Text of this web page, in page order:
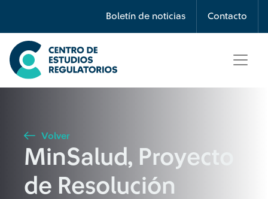
Boletín de noticias Contacto
Búsqueda
Seleccione país
Buscar
Volver
MinSalud, Proyecto
de Resolución